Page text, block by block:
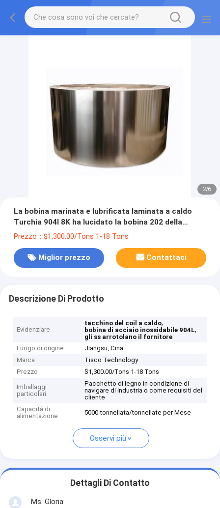
2/6
La bobina marinata e lubrificata laminata a caldo
Turchia 904l 8K ha lucidato la bobina 202 della
bobina 430 ss di acciaio inossidabile
Prezzo：$1,300.00/Tons 1-18 Tons
Miglior prezzo Contattaci
Descrizione Di Prodotto
Evidenziare
tacchino del coil a caldo,
bobina di acciaio inossidabile 904L,
gli ss arrotolano il fornitore
Luogo di origine
Jiangsu, Cina
Marca
Tisco Technology
Prezzo
$1,300.00/Tons 1-18 Tons
Imballaggi
particolari
Pacchetto di legno in condizione di
navigare di industria o come requisiti del
cliente
Capacità di
alimentazione
5000 tonnellata/tonnellate per Mese
Osservi più
Dettagli Di Contatto
Ms. Gloria